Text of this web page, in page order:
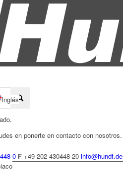
Alemán
Inglés
en ponerte en contacto con nosotros.
0 F +49 202 430448-20 info@hundt.de